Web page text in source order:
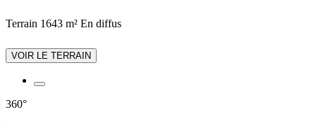
Terrain 1643 m² En diffus
VOIR LE TERRAIN
360°